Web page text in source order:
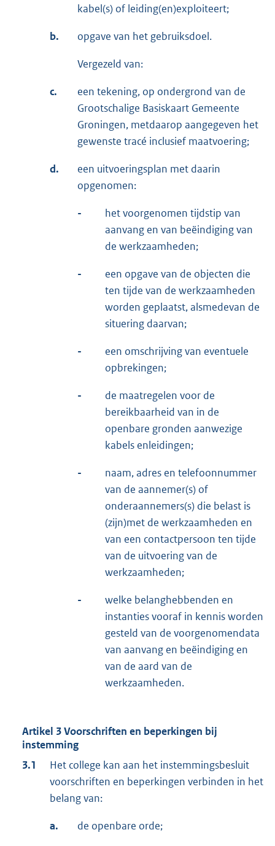
kabel(s) of leiding(en)exploiteert;
b. opgave van het gebruiksdoel.
Vergezeld van:
c.
een tekening, op ondergrond van de
Grootschalige Basiskaart Gemeente
Groningen, metdaarop aangegeven het
gewenste tracé inclusief maatvoering;
d.
een uitvoeringsplan met daarin
opgenomen:
-
het voorgenomen tijdstip van
aanvang en van beëindiging van
de werkzaamheden;
-
een opgave van de objecten die
ten tijde van de werkzaamheden
worden geplaatst, alsmedevan de
situering daarvan;
-
een omschrijving van eventuele
opbrekingen;
-
de maatregelen voor de
bereikbaarheid van in de
openbare gronden aanwezige
kabels enleidingen;
-
naam, adres en telefoonnummer
van de aannemer(s) of
onderaannemers(s) die belast is
(zijn)met de werkzaamheden en
van een contactpersoon ten tijde
van de uitvoering van de
werkzaamheden;
-
welke belanghebbenden en
instanties vooraf in kennis worden
gesteld van de voorgenomendata
van aanvang en beëindiging en
van de aard van de
werkzaamheden.
Artikel 3 Voorschriften en beperkingen bij
instemming
3.1
Het college kan aan het instemmingsbesluit
voorschriften en beperkingen verbinden in het
belang van:
a. de openbare orde;